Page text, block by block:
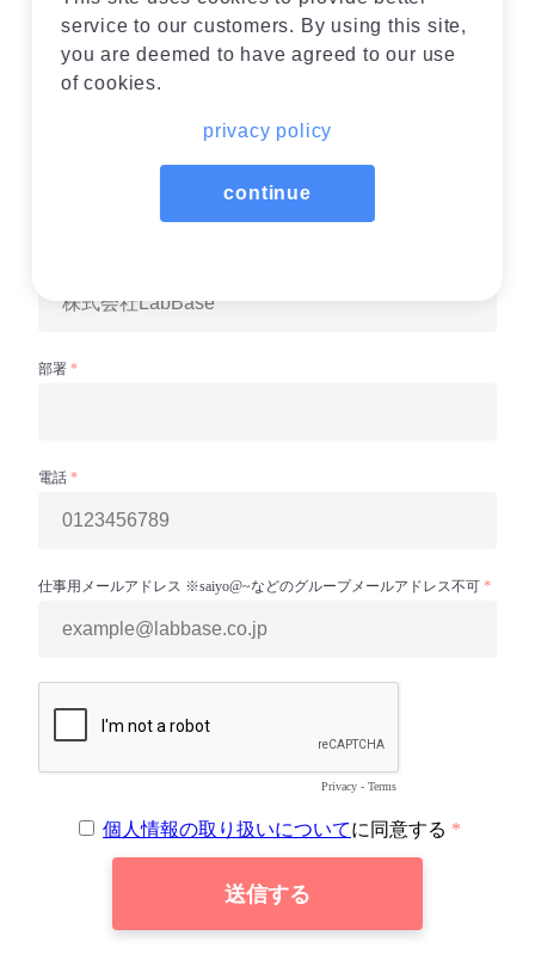
service to our customers. By using this site,
you are deemed to have agreed to our use
of cookies.
privacy policy
continue